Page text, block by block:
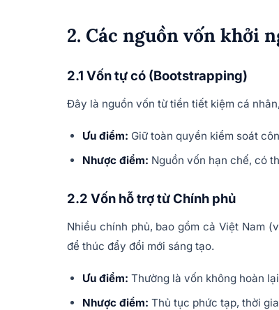
2. Các nguồn vốn khởi
2.1 Vốn tự có (Bootstrapping)
Đây là nguồn vốn từ tiền tiết kiệm cá
Ưu điểm: Giữ toàn quyền kiểm soát
Nhược điểm: Nguồn vốn hạn chế, có
2.2 Vốn hỗ trợ từ Chính phủ
Nhiều chính phủ, bao gồm cả Việt Nam
để thúc đẩy đổi mới sáng tạo.
Ưu điểm: Thường là vốn không hoàn
Nhược điểm: Thủ tục phức tạp, thời